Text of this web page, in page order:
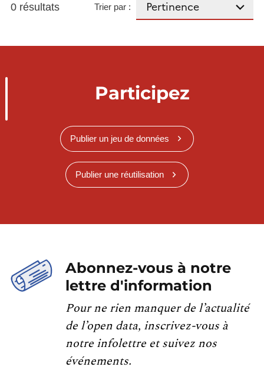
0 résultats Trier par :
Participez
Publier un jeu de données
Publier une réutilisation
Abonnez-vous à notre
lettre d'information
Pour ne rien manquer de l’actualité
de l’open data, inscrivez-vous à
notre infolettre et suivez nos
événements.